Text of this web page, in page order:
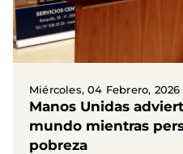
Miércoles, 04 Febrero, 2026
Manos Unidas
mundo mientras
pobreza